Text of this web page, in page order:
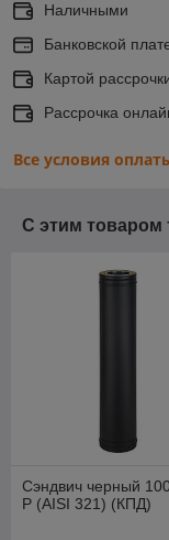
Наличными
Банковской
Картой
Рассрочка
Все условия
С этим товаром
Сэндвич черный
P (AISI 321) (КПД)